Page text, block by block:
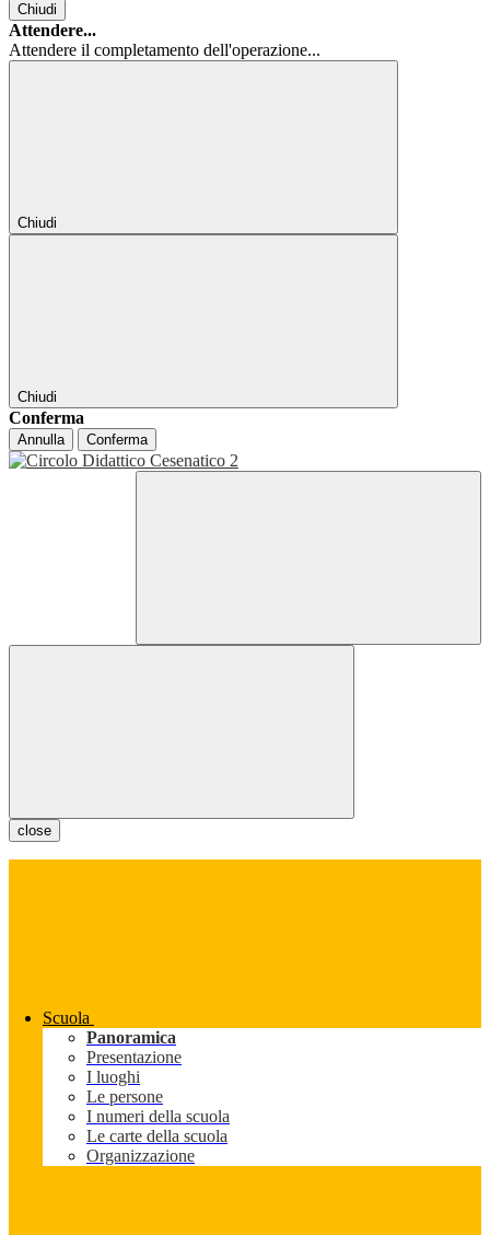
Chiudi
Attendere...
Attendere il completamento dell'operazione...
Chiudi
Chiudi
Conferma
Annulla Conferma
close
Scuola
Panoramica
Presentazione
I luoghi
Le persone
I numeri della scuola
Le carte della scuola
Organizzazione